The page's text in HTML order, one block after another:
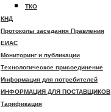
ТКО
КНД
Протоколы заседания Правления
ЕИАС
Мониторинг и публикации
Технологическое присоединение
Информация для потребителей
ИНФОРМАЦИЯ ДЛЯ ПОСТАВЩИКОВ
Тарификация